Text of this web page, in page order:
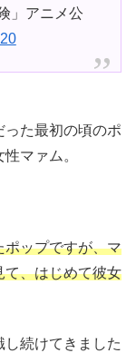
」アニメ公
った最初の頃のポ
マァム。
ポップですが、マ
て、はじめて彼女
続けてきました